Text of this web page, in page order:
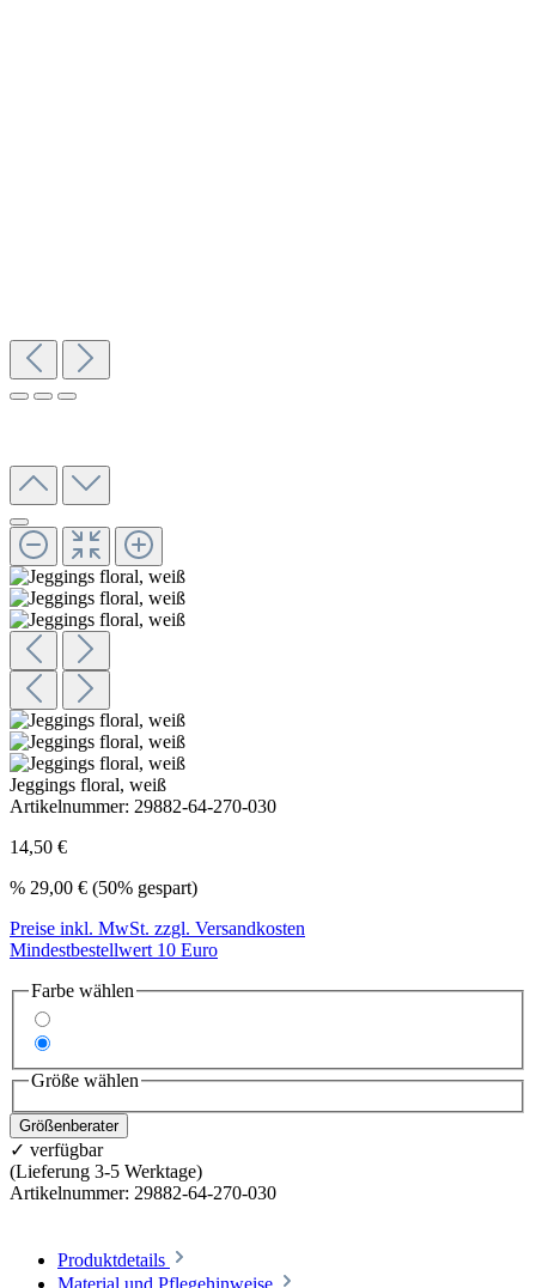
Jeggings floral, weiß
Artikelnummer: 29882-64-270-030
14,50 €
% 29,00 € (50% gespart)
Preise inkl. MwSt. zzgl. Versandkosten
Mindestbestellwert 10 Euro
Farbe wählen
Größe wählen
Größenberater
✓ verfügbar
(Lieferung 3-5 Werktage)
Artikelnummer: 29882-64-270-030
Produktdetails
Material und Pflegehinweise